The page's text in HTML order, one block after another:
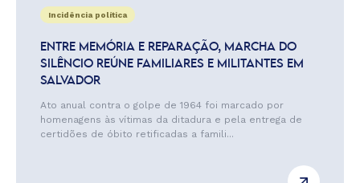
Incidência política
ENTRE MEMÓRIA E REPARAÇÃO, MARCHA DO
SILÊNCIO REÚNE FAMILIARES E MILITANTES EM
SALVADOR
Ato anual contra o golpe de 1964 foi marcado por
homenagens às vítimas da ditadura e pela entrega de
certidões de óbito retificadas a famili...